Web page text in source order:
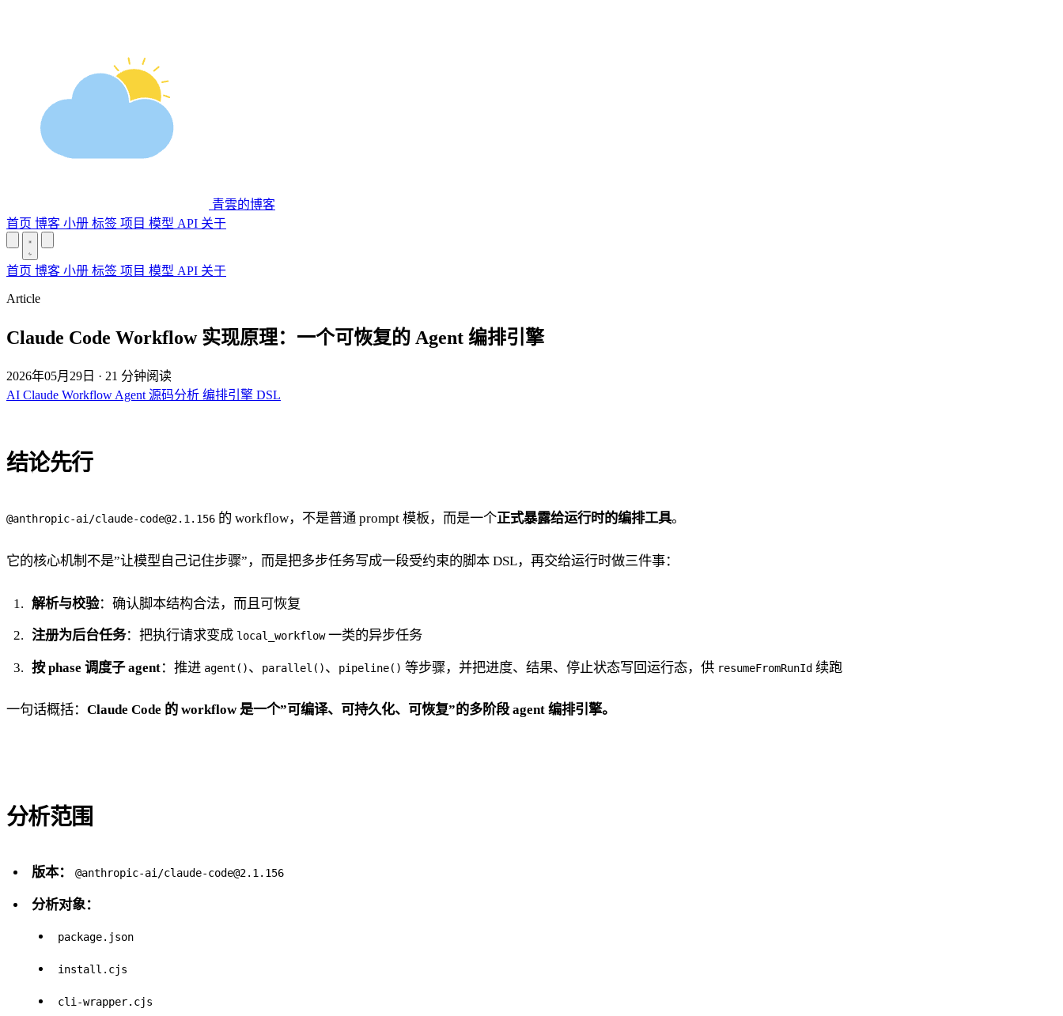
青雲的博客
首页 博客 小册 标签 项目 模型 API 关于
首页 博客 小册 标签 项目 模型 API 关于
Article
Claude Code Workflow 实现原理：一个可恢复的 Agent 编排引擎
2026年05月29日 · 21 分钟阅读
AI Claude Workflow Agent 源码分析 编排引擎 DSL
结论先行
@anthropic-ai/claude-code@2.1.156 的 workflow，不是普通 prompt 模板，而是一个正式暴露给运行时的编排工具。
它的核心机制不是”让模型自己记住步骤”，而是把多步任务写成一段受约束的脚本 DSL，再交给运行时做三件事：
解析与校验：确认脚本结构合法，而且可恢复
注册为后台任务：把执行请求变成 local_workflow一类的异步任务
按 phase 调度子 agent：推进 agent()、 parallel()、 pipeline() 等步骤，并把进度、结果、停止状态写回运行态，供 resumeFromRunId 续跑
一句话概括： Claude Code 的 workflow 是一个”可编译、可持久化、可恢复”的多阶段 agent 编排引擎。
分析范围
版本： @anthropic-ai/claude-code@2.1.156
分析对象：
package.json
install.cjs
cli-wrapper.cjs